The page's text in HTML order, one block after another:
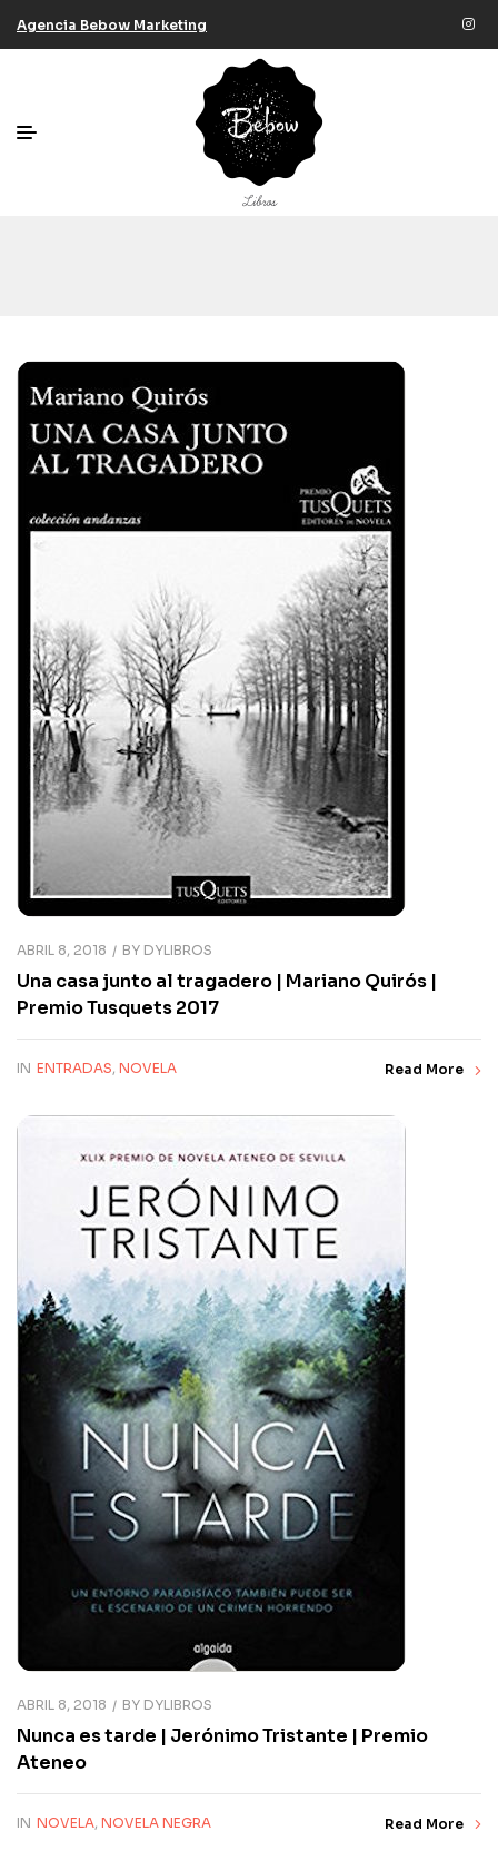
Agencia Bebow Marketing
ABRIL 8, 2018 BY DYLIBROS
Una casa junto al tragadero | Mariano Quirós |
Premio Tusquets 2017
IN ENTRADAS, NOVELA Read More
ABRIL 8, 2018 BY DYLIBROS
Nunca es tarde | Jerónimo Tristante | Premio
Ateneo
IN NOVELA, NOVELA NEGRA Read More